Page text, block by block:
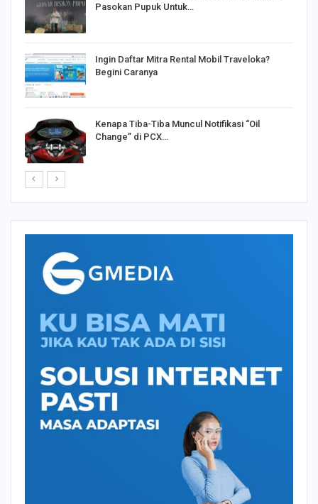
Pasokan Pupuk Untuk…
Ingin Daftar Mitra Rental Mobil Traveloka?
Begini Caranya
Kenapa Tiba-Tiba Muncul Notifikasi “Oil
Change” di PCX…